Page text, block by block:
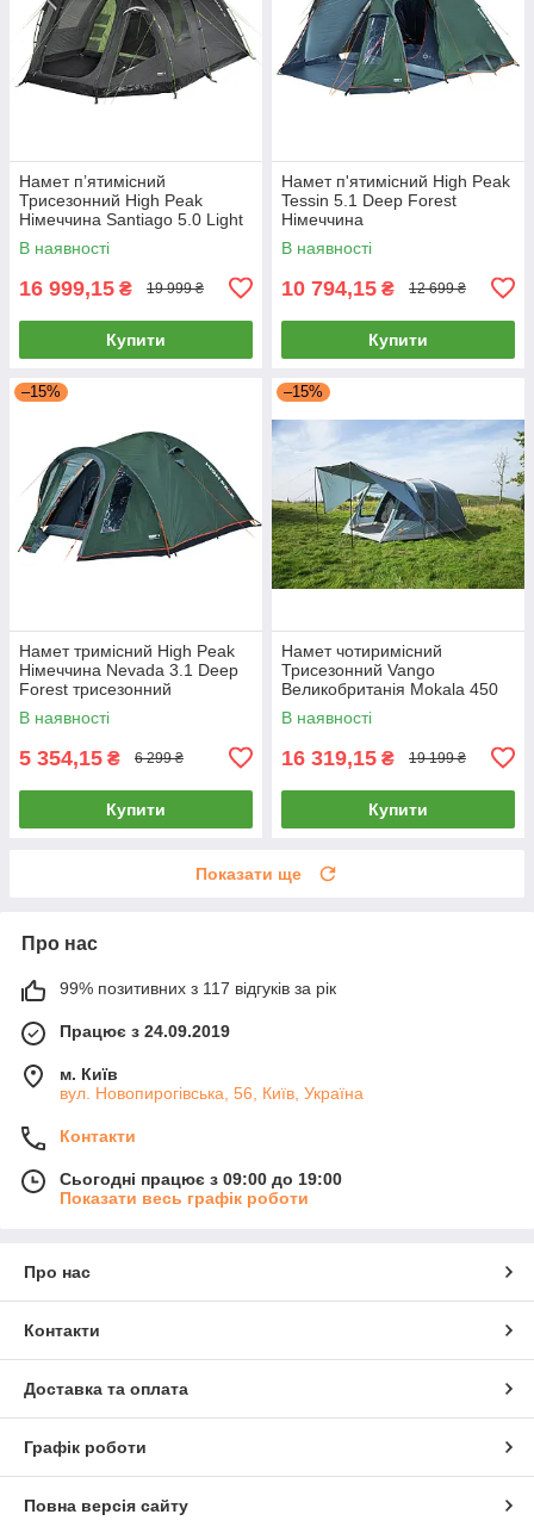
Намет пʼятимісний
Трисезонний High Peak
Німеччина Santiago 5.0 Light
Grey/Dark Grey/Green
(11802)
В наявності
16 999,15 ₴ 19 999 ₴
Купити
Намет п'ятимісний High Peak
Tessin 5.1 Deep Forest
Німеччина
В наявності
10 794,15 ₴ 12 699 ₴
Купити
–15%
Намет тримісний High Peak
Німеччина Nevada 3.1 Deep
Forest трисезонний
В наявності
5 354,15 ₴ 6 299 ₴
Купити
–15%
Намет чотиримісний
Трисезонний Vango
Великобританія Mokala 450
Mineral Green
В наявності
16 319,15 ₴ 19 199 ₴
Купити
Показати ще
Про нас
99% позитивних з 117 відгуків за рік
Працює з 24.09.2019
м. Київ
вул. Новопирогівська, 56, Київ, Україна
Контакти
Сьогодні працює з 09:00 до 19:00
Показати весь графік роботи
Про нас
Контакти
Доставка та оплата
Графік роботи
Повна версія сайту